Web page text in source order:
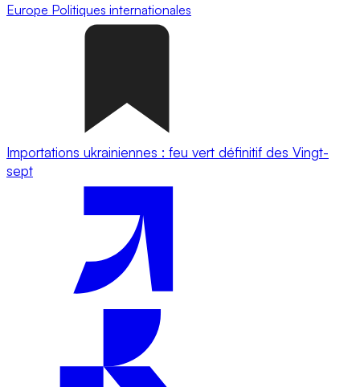
Europe Politiques internationales
Importations ukrainiennes : feu vert définitif des Vingt-
sept